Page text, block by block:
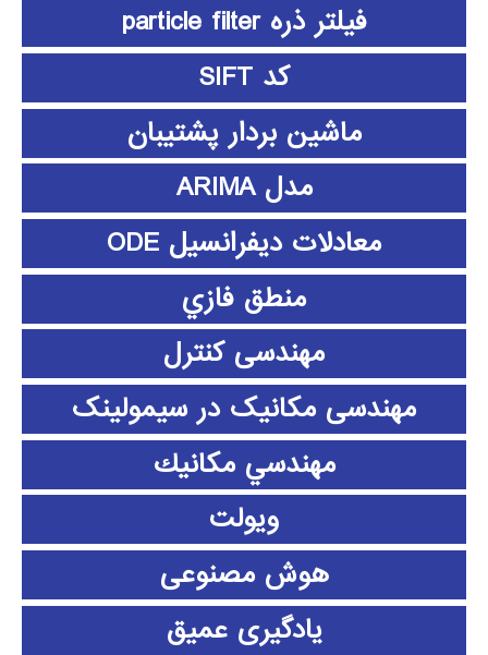
فیلتر ذره particle filter
کد SIFT
ماشین بردار پشتیبان
مدل ARIMA
معادلات دیفرانسیل ODE
منطق فازي
مهندسی کنترل
مهندسی مکانیک در سیمولینک
مهندسي مكانيك
ویولت
هوش مصنوعی
یادگیری عمیق